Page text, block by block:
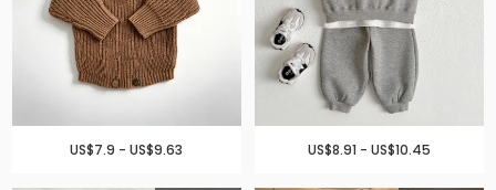
US$7.9 - US$9.63 US$8.91 - US$10.45